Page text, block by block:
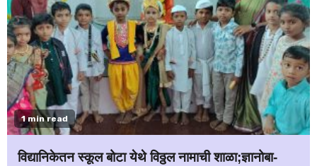
1 min read
विद्यानिकेतन स्कूल बोटा येथे विठ्ठल नामाची शाळा;ज्ञानोबा-